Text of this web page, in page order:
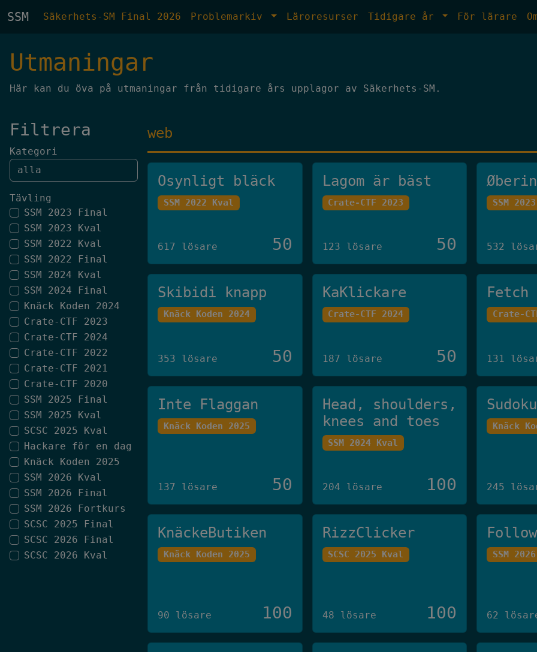
SSM Säkerhets-SM Final 2026 Problemarkiv Läroresurser Tidigare år För lärare
Utmaningar
Här kan du öva på utmaningar från tidigare års upplagor av Säkerhets-SM.
Filtrera
Kategori
Tävling
SSM 2023 Final
SSM 2023 Kval
SSM 2022 Kval
SSM 2022 Final
SSM 2024 Kval
SSM 2024 Final
Knäck Koden 2024
Crate-CTF 2023
Crate-CTF 2024
Crate-CTF 2022
Crate-CTF 2021
Crate-CTF 2020
SSM 2025 Final
SSM 2025 Kval
SCSC 2025 Kval
Hackare för en dag
Knäck Koden 2025
SSM 2026 Kval
SSM 2026 Final
SSM 2026 Fortkurs
SCSC 2025 Final
SCSC 2026 Final
SCSC 2026 Kval
web
Osynligt bläck
SSM 2022 Kval
617 lösare 50
Lagom är bäst
Crate-CTF 2023
123 lösare 50
SSM
532
Skibidi knapp
Knäck Koden 2024
353 lösare 50
KaKlickare
Crate-CTF 2024
187 lösare 50
Fetch
Crate-
131
Inte Flaggan
Knäck Koden 2025
137 lösare 50
Head, shoulders,
knees and toes
SSM 2024 Kval
204 lösare 100
Knäck
245
KnäckeButiken
Knäck Koden 2025
90 lösare 100
RizzClicker
SCSC 2025 Kval
48 lösare 100
SSM
62